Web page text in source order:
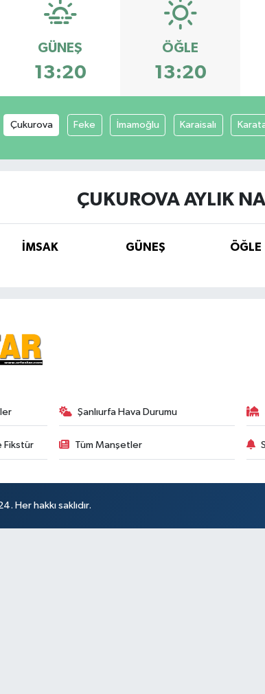
GÜNEŞ
13:20
ÖĞLE
13:20
Çukurova Feke İmamoğlu Karaisalı
ÇUKUROVA AYLIK
İMSAK GÜNEŞ ÖĞLE
Şanlıurfa Hava Durumu
Fikstür Tüm Manşetler
Her hakkı saklıdır.